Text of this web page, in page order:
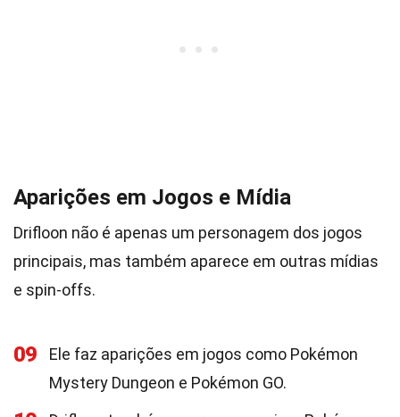
Aparições em Jogos e Mídia
Drifloon não é apenas um personagem dos jogos
principais, mas também aparece em outras mídias
e spin-offs.
09
Ele faz aparições em jogos como Pokémon
Mystery Dungeon e Pokémon GO.